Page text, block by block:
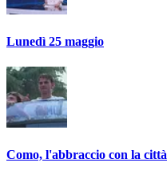
Lunedì 25 maggio
Como, l'abbraccio con la città